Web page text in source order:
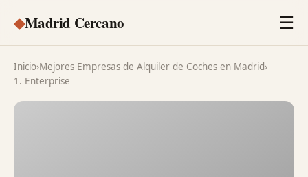
◆Madrid Cercano ☰
Inicio›Mejores Empresas de Alquiler de Coches en Madrid›
1. Enterprise